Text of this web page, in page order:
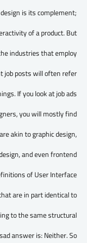
is its complement;
of a product. But
industries that employ
posts will often refer
If you look at job ads
you will mostly find
akin to graphic design,
and even frontend
of User Interface
are in part identical to
to the same structural
answer is: Neither. So